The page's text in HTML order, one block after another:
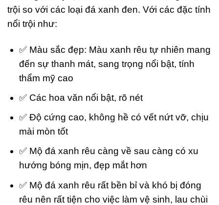
trội so với các loại đá xanh đen. Với các đặc tính
nổi trội như:
✅ Màu sắc đẹp: Màu xanh rêu tự nhiên mang
đến sự thanh mát, sang trọng nổi bật, tính
thẩm mỹ cao
✅ Các hoa văn nổi bật, rõ nét
✅ Độ cứng cao, không hề có vết nứt vỡ, chịu
mài mòn tốt
✅ Mộ đá xanh rêu càng về sau càng có xu
hướng bóng mịn, đẹp mắt hơn
✅ Mộ đá xanh rêu rất bền bỉ và khó bị đóng
rêu nên rất tiện cho việc làm vệ sinh, lau chùi